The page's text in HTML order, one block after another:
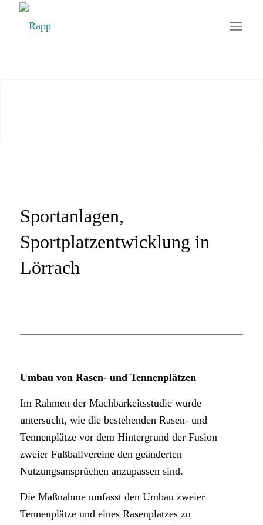
Sportanlagen,
Sportplatzentwicklung in
Lörrach
Umbau von Rasen- und Tennenplätzen
Im Rahmen der Machbarkeitsstudie wurde
untersucht, wie die bestehenden Rasen- und
Tennenplätze vor dem Hintergrund der Fusion
zweier Fußballvereine den geänderten
Nutzungsansprüchen anzupassen sind.
Die Maßnahme umfasst den Umbau zweier
Tennenplätze und eines Rasenplatzes zu